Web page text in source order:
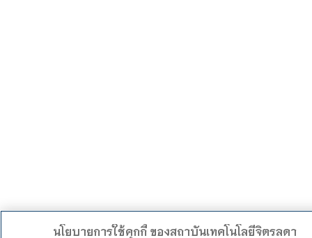
นโยบายการใช้คุกกี้ ของสถาบันเทคโนโลยีจิตรลดา